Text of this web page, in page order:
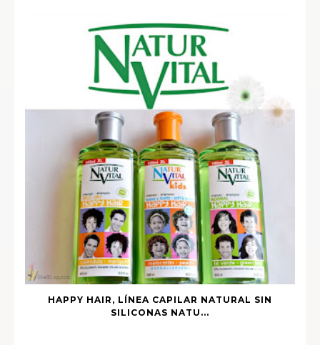
HAPPY HAIR, LÍNEA CAPILAR NATURAL SIN
SILICONAS NATU...